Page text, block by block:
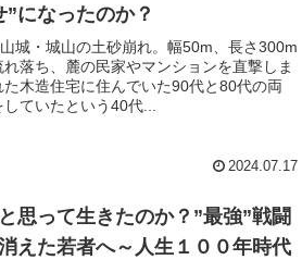
になったのか？
城・城山の土砂崩れ。幅50m、長さ300m
落ち、麓の民家やマンションを直撃しま
木造住宅に住んでいた90代と80代の両
ていたという40代...
2024.07.17
思って生きたのか？”最強”戦闘
えた若者へ～人生１００年時代